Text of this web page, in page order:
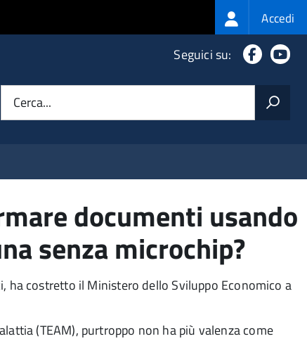
Login
menu
Accedi
Seguici su:
Cerca...
documenti usando
senza microchip?
ha costretto il Ministero dello Sviluppo Economico a
(TEAM), purtroppo non ha più valenza come